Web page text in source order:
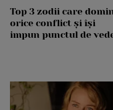
Top 3 zodii care
orice conflict și își
impun punctul de